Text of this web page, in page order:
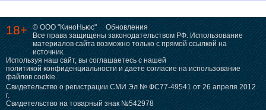
18+ © ООО "КиноНьюс"
Обновления
Все права защищены законодательством РФ. Использование
материалов сайта возможно только с прямой ссылкой на
источник.
Используя наш сайт, вы соглашаетесь с нашей
политикой конфиденциальности и даете согласие на использование
файлов cookie.
Свидетельство о регистрации СМИ Эл № ФС77-49541 от 26 апреля 2012
г.
Свидетельство на товарный знак №542978